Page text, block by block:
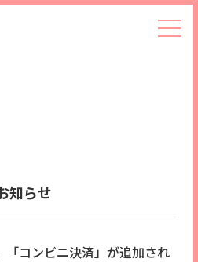
知らせ
「コンビニ決済」が追加され